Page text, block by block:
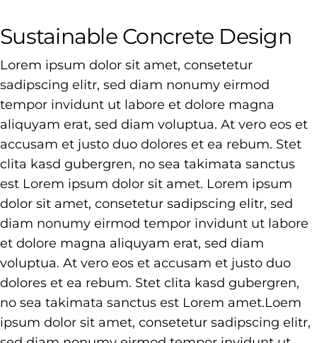
Sustainable Concrete Design
Lorem ipsum dolor sit amet, consetetur
sadipscing elitr, sed diam nonumy eirmod
tempor invidunt ut labore et dolore magna
aliquyam erat, sed diam voluptua. At vero eos et
accusam et justo duo dolores et ea rebum. Stet
clita kasd gubergren, no sea takimata sanctus
est Lorem ipsum dolor sit amet. Lorem ipsum
dolor sit amet, consetetur sadipscing elitr, sed
diam nonumy eirmod tempor invidunt ut labore
et dolore magna aliquyam erat, sed diam
voluptua. At vero eos et accusam et justo duo
dolores et ea rebum. Stet clita kasd gubergren,
no sea takimata sanctus est Lorem amet.Loem
ipsum dolor sit amet, consetetur sadipscing elitr,